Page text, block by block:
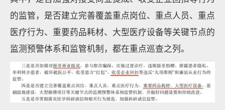
的监管，是否建立完善覆盖重点岗位、重点人员、重点
医疗行为、重要药品耗材、大型医疗设备等关键节点的
监测预警体系和监管机制，都在重点巡查之列。